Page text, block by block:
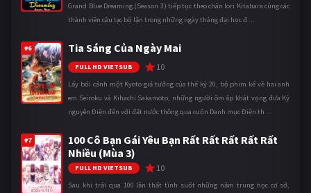
Grand Blue Dreaming (Season 3) tiếp tục theo chân Iori Kitahara cùng các
thành viên câu lạc bộ lặn trong những ngày tháng đại học đ ...
#6 Tia Sáng Của Ngày Mai
FULL HD VIETSUB 10
Lấy bối cảnh một Kyoto giả tưởng của thế kỷ 20, bộ phim kể về hai anh
em Seiroku và Kihachi Sakamoto, những người ôm ấp khát vọng đưa Kỷ
nguyên Điện đến với đất nước thông qua cuốn Danh mục Điện th ...
#7
100 Cô Bạn Gái Yêu Bạn Rất Rất Rất Rất Rất
Nhiều (Mùa 3)
FULL HD VIETSUB 10
Sau khi trải qua 100 lần thất tình suốt những năm trung học cơ sở,